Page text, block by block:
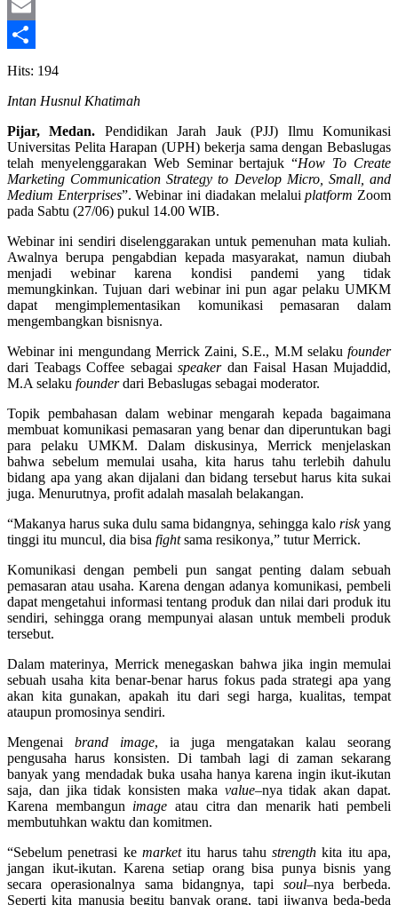
Print
Email
Share
Hits: 194
Intan Husnul Khatimah
Pijar, Medan. Pendidikan Jarah Jauk (PJJ) Ilmu Komunikasi
Universitas Pelita Harapan (UPH) bekerja sama dengan Bebaslugas
telah menyelenggarakan Web Seminar bertajuk “How To Create
Marketing Communication Strategy to Develop Micro, Small, and
Medium Enterprises”. Webinar ini diadakan melaluiplatform Zoom
pada Sabtu (27/06) pukul 14.00 WIB.
Webinar ini sendiri diselenggarakan untuk pemenuhan mata kuliah.
Awalnya berupa pengabdian kepada masyarakat, namun diubah
menjadi webinar karena kondisi pandemi yang tidak
memungkinkan. Tujuan dari webinar ini pun agar pelaku UMKM
dapat mengimplementasikan komunikasi pemasaran dalam
mengembangkan bisnisnya.
Webinar ini mengundang Merrick Zaini, S.E., M.M selaku founder
dari Teabags Coffee sebagai speakerdan Faisal Hasan Mujaddid,
M.A selaku founderdari Bebaslugas sebagai moderator.
Topik pembahasan dalam webinar mengarah kepada bagaimana
membuat komunikasi pemasaran yang benar dan diperuntukan bagi
para pelaku UMKM. Dalam diskusinya, Merrick menjelaskan
bahwa sebelum memulai usaha, kita harus tahu terlebih dahulu
bidang apa yang akan dijalani dan bidang tersebut harus kita sukai
juga. Menurutnya, profit adalah masalah belakangan.
“Makanya harus suka dulu sama bidangnya, sehingga kalo riskyang
tinggi itu muncul, dia bisa fightsama resikonya,” tutur Merrick.
Komunikasi dengan pembeli pun sangat penting dalam sebuah
pemasaran atau usaha. Karena dengan adanya komunikasi, pembeli
dapat mengetahui informasi tentang produk dan nilai dari produk itu
sendiri, sehingga orang mempunyai alasan untuk membeli produk
tersebut.
Dalam materinya, Merrick menegaskan bahwa jika ingin memulai
sebuah usaha kita benar-benar harus fokus pada strategi apa yang
akan kita gunakan, apakah itu dari segi harga, kualitas, tempat
ataupun promosinya sendiri.
Mengenai brand image, ia juga mengatakan kalau seorang
pengusaha harus konsisten. Di tambah lagi di zaman sekarang
banyak yang mendadak buka usaha hanya karena ingin ikut-ikutan
saja, dan jika tidak konsisten maka value–nya tidak akan dapat.
Karena membangun image atau citra dan menarik hati pembeli
membutuhkan waktu dan komitmen.
“Sebelum penetrasi ke marketitu harus tahustrength kita itu apa,
jangan ikut-ikutan. Karena setiap orang bisa punya bisnis yang
secara operasionalnya sama bidangnya, tapi soul–nya berbeda.
Seperti kita manusia begitu banyak orang, tapi jiwanya beda-beda